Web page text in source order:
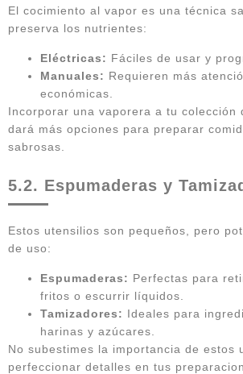
El cocimiento al vapor es una técnica
preserva los nutrientes:
Eléctricas: Fáciles de usar y
Manuales: Requieren más
económicas.
Incorporar una vaporera a tu colección
dará más opciones para preparar
sabrosas.
5.2. Espumaderas y
Estos utensilios son pequeños, pero
de uso:
Espumaderas: Perfectas para
fritos o escurrir líquidos.
Tamizadores: Ideales para
harinas y azúcares.
No subestimes la importancia de estos
perfeccionar detalles en tus